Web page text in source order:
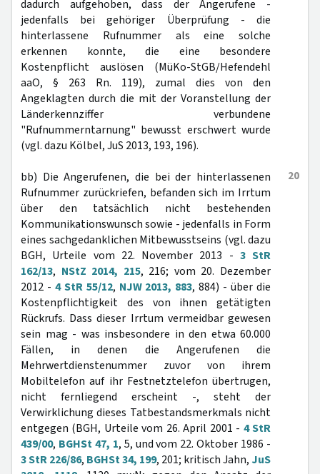
dadurch aufgehoben, dass der Angerufene -
jedenfalls bei gehöriger Überprüfung - die
hinterlassene Rufnummer als eine solche
erkennen konnte, die eine besondere
Kostenpflicht auslösen (MüKo-StGB/Hefendehl
aaO, § 263 Rn. 119), zumal dies von den
Angeklagten durch die mit der Voranstellung der
Länderkennziffer verbundene
"Rufnummerntarnung" bewusst erschwert wurde
(vgl. dazu Kölbel, JuS 2013, 193, 196).
20
bb) Die Angerufenen, die bei der hinterlassenen
Rufnummer zurückriefen, befanden sich im Irrtum
über den tatsächlich nicht bestehenden
Kommunikationswunsch sowie - jedenfalls in Form
eines sachgedanklichen Mitbewusstseins (vgl. dazu
BGH, Urteile vom 22. November 2013 - 3 StR
162/13, NStZ 2014, 215, 216; vom 20. Dezember
2012 - 4 StR 55/12, NJW 2013, 883, 884) - über die
Kostenpflichtigkeit des von ihnen getätigten
Rückrufs. Dass dieser Irrtum vermeidbar gewesen
sein mag - was insbesondere in den etwa 60.000
Fällen, in denen die Angerufenen die
Mehrwertdienstenummer zuvor von ihrem
Mobiltelefon auf ihr Festnetztelefon übertrugen,
nicht fernliegend erscheint -, steht der
Verwirklichung dieses Tatbestandsmerkmals nicht
entgegen (BGH, Urteile vom 26. April 2001 - 4 StR
439/00, BGHSt 47, 1, 5, und vom 22. Oktober 1986 -
3 StR 226/86, BGHSt 34, 199, 201; kritisch Jahn, JuS